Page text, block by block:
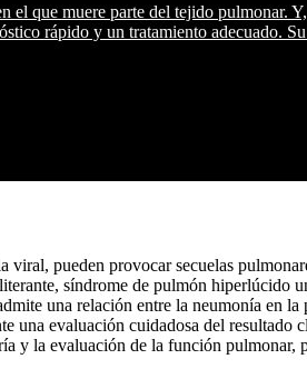
que muere parte del tejido pulmonar.
rápido y un tratamiento adecuado.
pueden provocar secuelas
síndrome de pulmón hiperlúcido
una relación entre la neumonía en
una evaluación cuidadosa del
la evaluación de la función pulmonar,